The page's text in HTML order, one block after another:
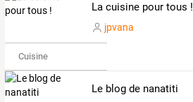
La cuisine pour tous !
jpvana
Cuisine
Le blog de nanatiti